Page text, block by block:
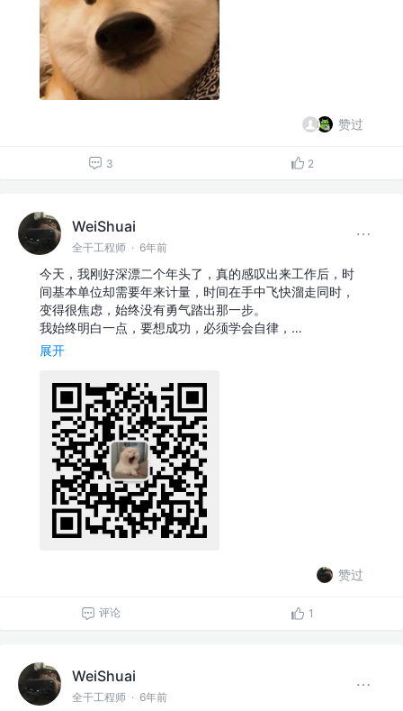
赞过
3 2
WeiShuai
全干工程师 · 6年前
今天，我刚好深漂二个年头了，真的感叹出来工作后，时
间基本单位却需要年来计量，时间在手中飞快溜走同时，
变得很焦虑，始终没有勇气踏出那一步。
我始终明白一点，要想成功，必须学会自律，…
展开
赞过
评论 1
WeiShuai
全干工程师 · 6年前